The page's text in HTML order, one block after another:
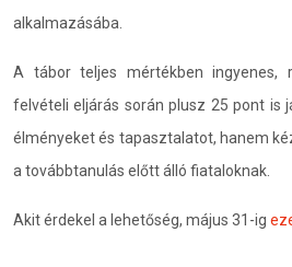
alkalmazásába.
A tábor teljes mértékben ingyenes,
felvételi eljárás során plusz 25 pont is
élményeket és tapasztalatot, hanem
a továbbtanulás előtt álló fiataloknak.
Akit érdekel a lehetőség, május 31-ig